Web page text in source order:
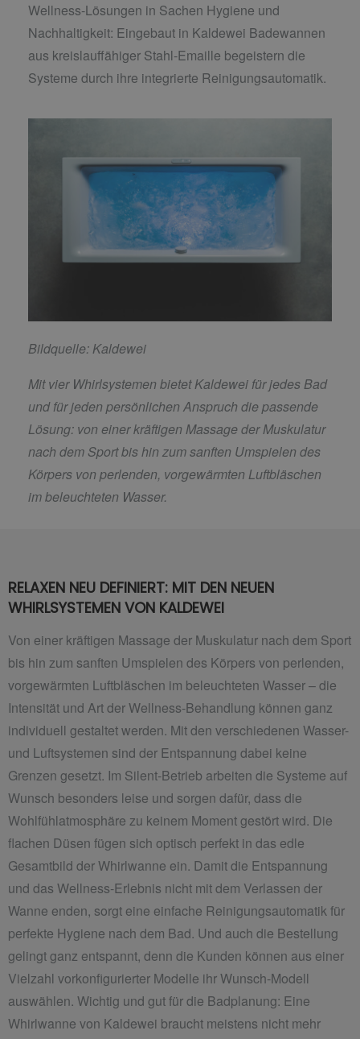
Wellness-Lösungen in Sachen Hygiene und
Nachhaltigkeit: Eingebaut in Kaldewei Badewannen
aus kreislauffähiger Stahl-Emaille begeistern die
Systeme durch ihre integrierte Reinigungsautomatik.
Bildquelle: Kaldewei
Mit vier Whirlsystemen bietet Kaldewei für jedes Bad
und für jeden persönlichen Anspruch die passende
Lösung: von einer kräftigen Massage der Muskulatur
nach dem Sport bis hin zum sanften Umspielen des
Körpers von perlenden, vorgewärmten Luftbläschen
im beleuchteten Wasser.
RELAXEN NEU DEFINIERT: MIT DEN NEUEN
WHIRLSYSTEMEN VON KALDEWEI
Von einer kräftigen Massage der Muskulatur nach dem Sport
bis hin zum sanften Umspielen des Körpers von perlenden,
vorgewärmten Luftbläschen im beleuchteten Wasser – die
Intensität und Art der Wellness-Behandlung können ganz
individuell gestaltet werden. Mit den verschiedenen Wasser-
und Luftsystemen sind der Entspannung dabei keine
Grenzen gesetzt. Im Silent-Betrieb arbeiten die Systeme auf
Wunsch besonders leise und sorgen dafür, dass die
Wohlfühlatmosphäre zu keinem Moment gestört wird. Die
flachen Düsen fügen sich optisch perfekt in das edle
Gesamtbild der Whirlwanne ein. Damit die Entspannung
und das Wellness-Erlebnis nicht mit dem Verlassen der
Wanne enden, sorgt eine einfache Reinigungsautomatik für
perfekte Hygiene nach dem Bad. Und auch die Bestellung
gelingt ganz entspannt, denn die Kunden können aus einer
Vielzahl vorkonfigurierter Modelle ihr Wunsch-Modell
auswählen. Wichtig und gut für die Badplanung: Eine
Whirlwanne von Kaldewei braucht meistens nicht mehr